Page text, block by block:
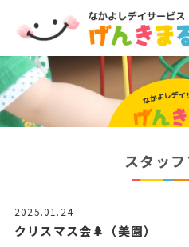
スタッ
2025.01.24
クリスマス会🌲（美園）